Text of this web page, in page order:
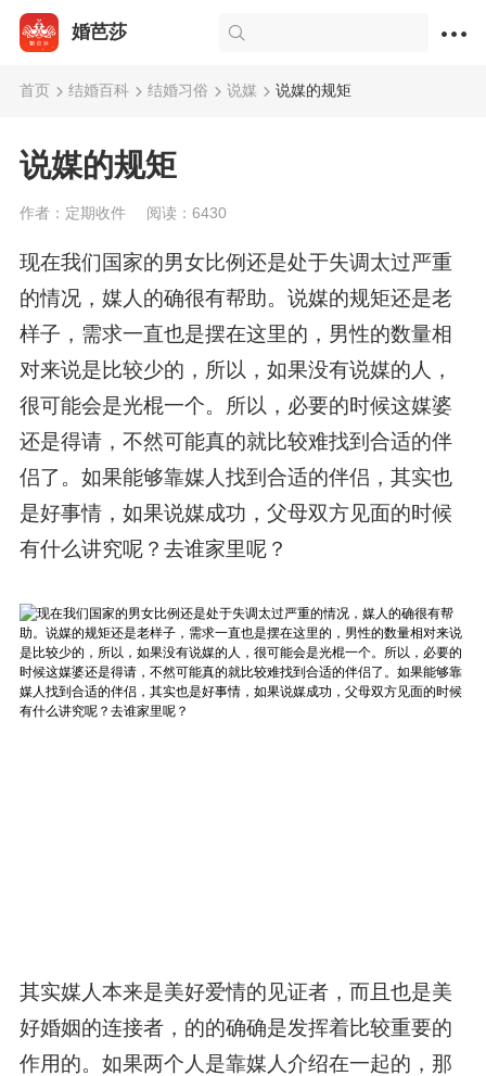
婚芭莎
首页 结婚百科 结婚习俗 说媒 说媒的规矩
说媒的规矩
作者：定期收件 阅读：6430
现在我们国家的男女比例还是处于失调太过严重
的情况，媒人的确很有帮助。说媒的规矩还是老
样子，需求一直也是摆在这里的，男性的数量相
对来说是比较少的，所以，如果没有说媒的人，
很可能会是光棍一个。所以，必要的时候这媒婆
还是得请，不然可能真的就比较难找到合适的伴
侣了。如果能够靠媒人找到合适的伴侣，其实也
是好事情，如果说媒成功，父母双方见面的时候
有什么讲究呢？去谁家里呢？
其实媒人本来是美好爱情的见证者，而且也是美
好婚姻的连接者，的的确确是发挥着比较重要的
作用的。如果两个人是靠媒人介绍在一起的，那